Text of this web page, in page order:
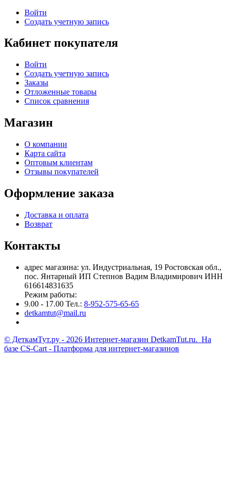
Войти
Создать учетную запись
Кабинет покупателя
Войти
Создать учетную запись
Заказы
Отложенные товары
Список сравнения
Магазин
О компании
Карта сайта
Оптовым клиентам
Отзывы покупателей
Оформление заказа
Доставка и оплата
Возврат
Контакты
адрес магазина: ул. Индустриальная, 19 Ростовская обл.,
пос. Янтарный ИП Степнов Вадим Владимирович ИНН
616614831635
Режим работы:
9.00 - 17.00 Тел.: 8-952-575-65-65
detkamtut@mail.ru
© ДеткамТут.ру - 2026 Интернет-магазин DetkamTut.ru. На
базе CS-Cart - Платформа для интернет-магазинов